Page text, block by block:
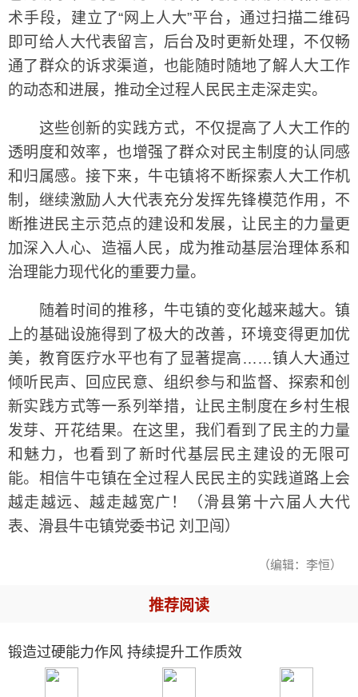
术手段，建立了“网上人大”平台，通过扫描二维码
即可给人大代表留言，后台及时更新处理，不仅畅
通了群众的诉求渠道，也能随时随地了解人大工作
的动态和进展，推动全过程人民民主走深走实。
这些创新的实践方式，不仅提高了人大工作的
透明度和效率，也增强了群众对民主制度的认同感
和归属感。接下来，牛屯镇将不断探索人大工作机
制，继续激励人大代表充分发挥先锋模范作用，不
断推进民主示范点的建设和发展，让民主的力量更
加深入人心、造福人民，成为推动基层治理体系和
治理能力现代化的重要力量。
随着时间的推移，牛屯镇的变化越来越大。镇
上的基础设施得到了极大的改善，环境变得更加优
美，教育医疗水平也有了显著提高……镇人大通过
倾听民声、回应民意、组织参与和监督、探索和创
新实践方式等一系列举措，让民主制度在乡村生根
发芽、开花结果。在这里，我们看到了民主的力量
和魅力，也看到了新时代基层民主建设的无限可
能。相信牛屯镇在全过程人民民主的实践道路上会
越走越远、越走越宽广！（滑县第十六届人大代
表、滑县牛屯镇党委书记 刘卫闯）
（编辑：李恒）
推荐阅读
锻造过硬能力作风 持续提升工作质效